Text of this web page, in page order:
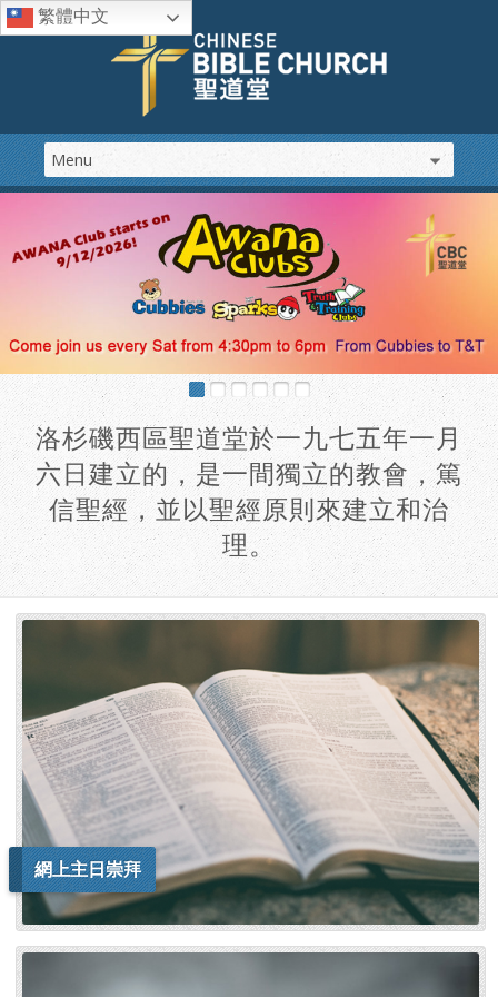
繁體中文
洛杉磯西區聖道堂於一九七五年一月
六日建立的，是一間獨立的教會，篤
信聖經，並以聖經原則來建立和治
理。
網上主日崇拜